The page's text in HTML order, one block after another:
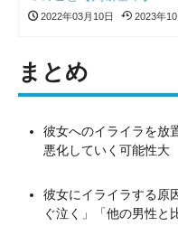
2022年03月10日 2023年
まとめ
彼女へのイライラを放
悪化していく可能性大
彼女にイライラする原
ぐ泣く」「他の男性と